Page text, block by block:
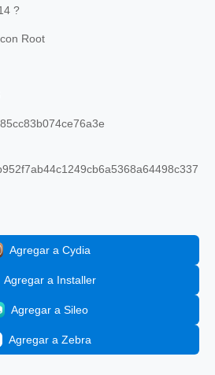
?
Root
Agregar a Cydia
Agregar a Installer
Agregar a Sileo
Agregar a Zebra